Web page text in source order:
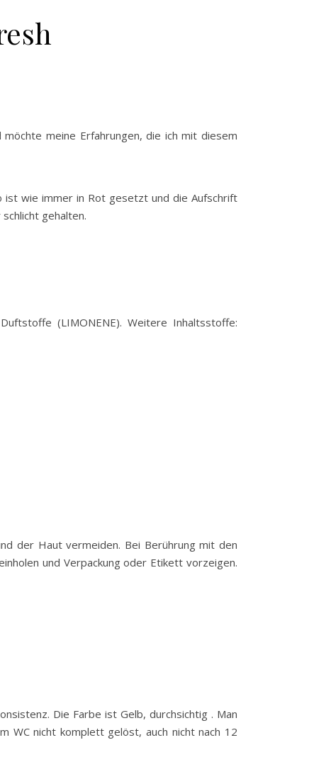
meine Erfahrungen, die ich mit diesem
ist wie immer in Rot gesetzt und die Aufschrift
gehalten.
(LIMONENE). Weitere Inhaltsstoffe:
der Haut vermeiden. Bei Berührung mit den
und Verpackung oder Etikett vorzeigen.
Die Farbe ist Gelb, durchsichtig . Man
WC nicht komplett gelöst, auch nicht nach 12